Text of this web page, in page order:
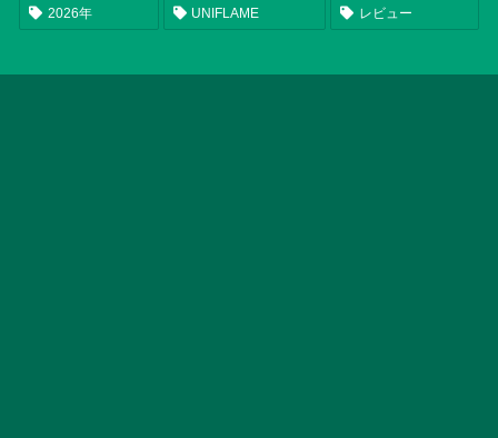
2026年 UNIFLAME レビュー